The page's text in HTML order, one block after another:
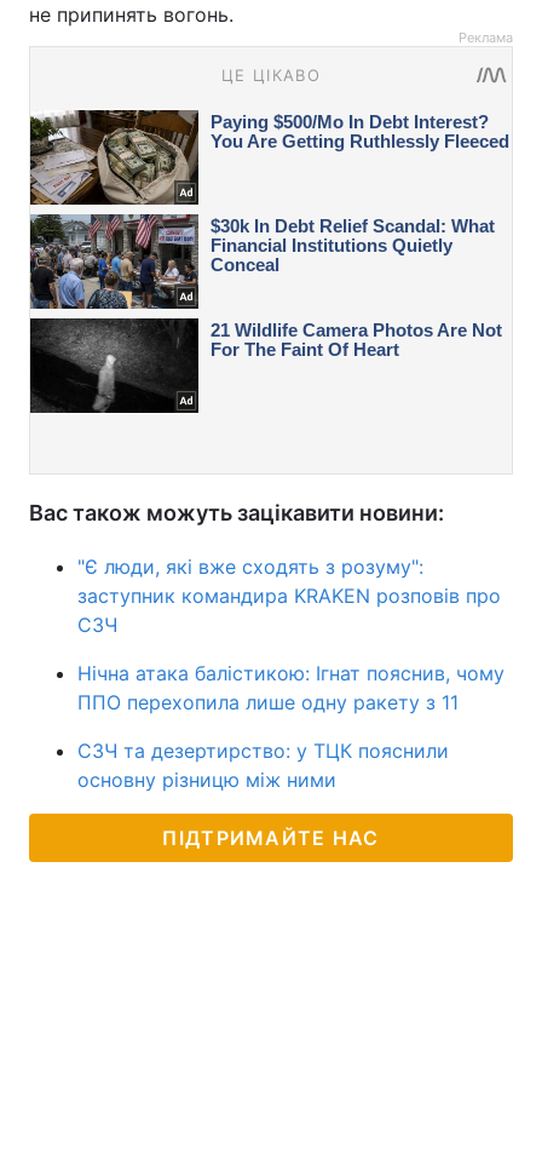
не припинять вогонь.
Реклама
Вас також можуть зацікавити новини:
"Є люди, які вже сходять з розуму":
заступник командира KRAKEN розповів про
СЗЧ
Нічна атака балістикою: Ігнат пояснив, чому
ППО перехопила лише одну ракету з 11
СЗЧ та дезертирство: у ТЦК пояснили
основну різницю між ними
ПІДТРИМАЙТЕ НАС